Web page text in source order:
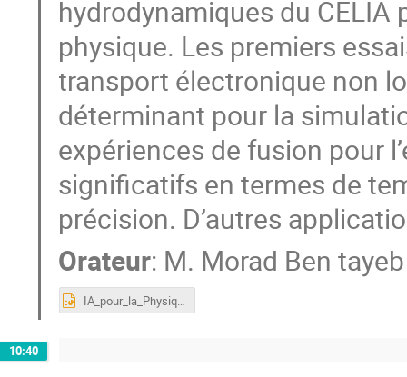
hydrodynamiques du
physique. Les premiers
transport électronique non
déterminant pour la
expériences de fusion pour
significatifs en termes de
précision. D’autres
Orateur: M. Morad Ben tayeb
IA_pour_la_Physique.pptx
10:40